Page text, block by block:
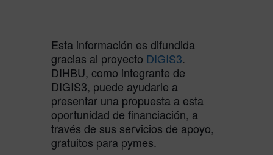
Esta información es difundida
gracias al proyecto DIGIS3.
DIHBU, como integrante de
DIGIS3, puede ayudarle a
presentar una propuesta a esta
oportunidad de financiación, a
través de sus servicios de apoyo,
gratuitos para pymes.